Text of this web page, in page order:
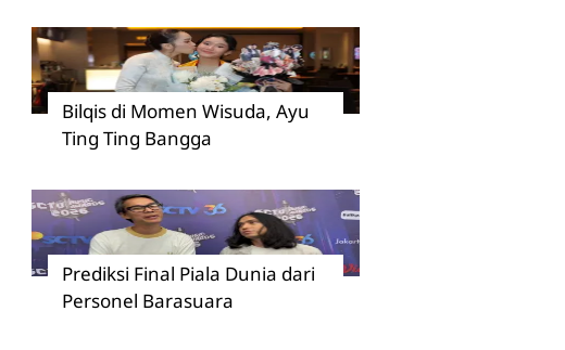
Bilqis di Momen Wisuda, Ayu
Ting Ting Bangga
Prediksi Final Piala Dunia dari
Personel Barasuara